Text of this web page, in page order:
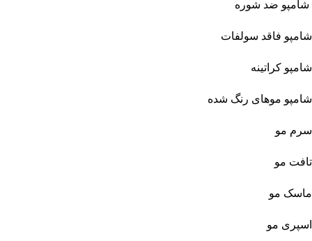
شامپو ضد شوره
شامپو فاقد سولفات
شامپو کراتینه
شامپو موهای رنگ شده
سرم مو
تافت مو
ماسک مو
اسپری مو